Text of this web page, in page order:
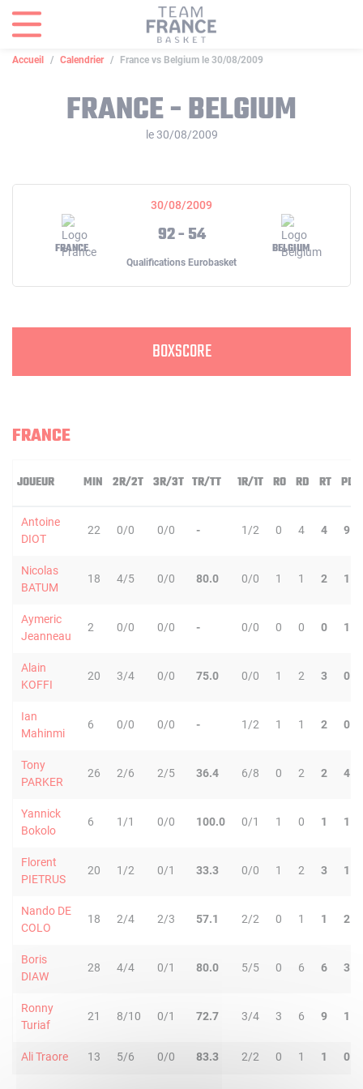
Accueil Calendrier France vs Belgium le 30/08/2009
FRANCE - BELGIUM
le 30/08/2009
30/08/2009
FRANCE
92 - 54
BELGIUM
Qualifications Eurobasket
BOXSCORE
FRANCE
JOUEUR MIN 2R/2T 3R/3T TR/TT 1R/1T RO RD RT PD
Antoine
DIOT
22 0/0 0/0 - 1/2 0 4 4 9
Nicolas
BATUM
18 4/5 0/0 80.0 0/0 1 1 2 1
Aymeric
Jeanneau
2 0/0 0/0 - 0/0 0 0 0 1
Alain
KOFFI
20 3/4 0/0 75.0 0/0 1 2 3 0
Ian
Mahinmi
6 0/0 0/0 - 1/2 1 1 2 0
Tony
PARKER
26 2/6 2/5 36.4 6/8 0 2 2 4
Yannick
Bokolo
6 1/1 0/0 100.0 0/1 1 0 1 1
Florent
PIETRUS
20 1/2 0/1 33.3 0/0 1 2 3 1
Nando DE
COLO
18 2/4 2/3 57.1 2/2 0 1 1 2
Boris
DIAW
28 4/4 0/1 80.0 5/5 0 6 6 3
Ronny
Turiaf
21 8/10 0/1 72.7 3/4 3 6 9 1
Ali Traore 13 5/6 0/0 83.3 2/2 0 1 1 0
Panneau de gestion des cookies